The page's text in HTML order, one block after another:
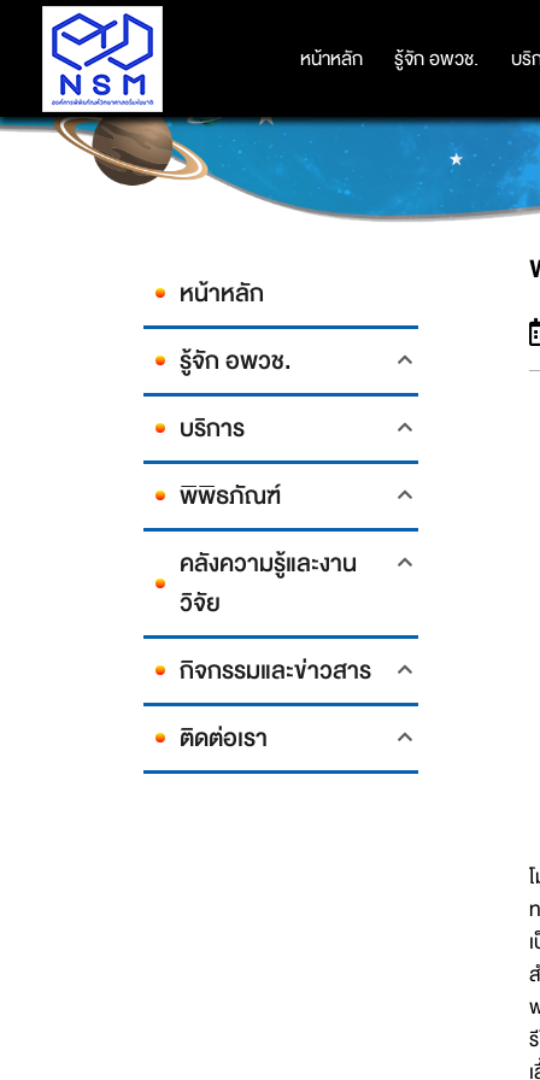
หน้าหลัก รู้จัก อพวช. บริ
หน้าหลัก รู้จัก อพวช. บริ
หน้าหลัก
รู้จัก อพวช.
บริการ
พิพิธภัณฑ์
คลังความรู้และงาน
วิจัย
กิจกรรมและข่าวสาร
ติดต่อเรา